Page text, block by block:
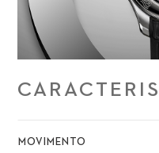
MOVIMENTO